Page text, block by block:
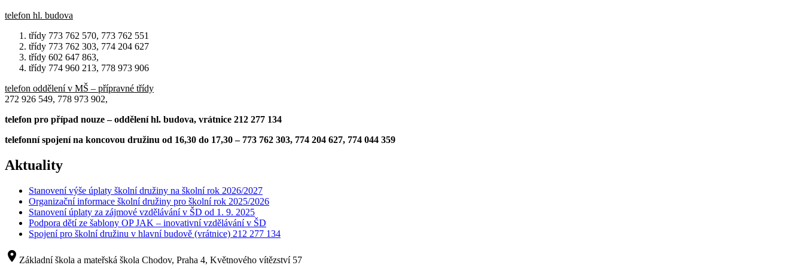
telefon hl. budova
třídy 773 762 570, 773 762 551
třídy 773 762 303, 774 204 627
třídy 602 647 863,
třídy 774 960 213, 778 973 906
telefon oddělení v MŠ – přípravné třídy
272 926 549, 778 973 902,
telefon pro případ nouze – oddělení hl. budova, vrátnice 212 277 134
telefonní spojení na koncovou družinu od 16,30 do 17,30 – 773 762 303, 774 204 627, 774 044 359
Aktuality
Stanovení výše úplaty školní družiny na školní rok 2026/2027
Organizační informace školní družiny pro školní rok 2025/2026
Stanovení úplaty za zájmové vzdělávání v ŠD od 1. 9. 2025
Podpora dětí ze šablony OP JAK – inovativní vzdělávání v ŠD
Spojení pro školní družinu v hlavní budově (vrátnice) 212 277 134
room Základní škola a mateřská škola Chodov, Praha 4, Květnového vítězství 57